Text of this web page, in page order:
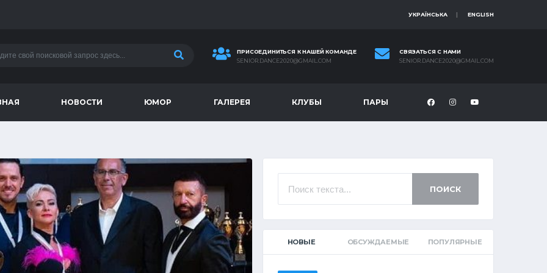
УКРАЇНСЬКА ENGLISH
ПРИСОЕДИНИТЬСЯ К НАШЕЙ КОМАНДЕ
SENIOR.DANCE2020@GMAIL.COM
СВЯЗАТЬСЯ С НАМИ
SENIOR.DANCE2020@GMAIL.COM
НОВОСТИ ЮМОР ГАЛЕРЕЯ КЛУБЫ ПАРЫ
ПОИСК
НОВЫЕ ОБСУЖДАЕМЫЕ ПОПУЛЯРНЫЕ